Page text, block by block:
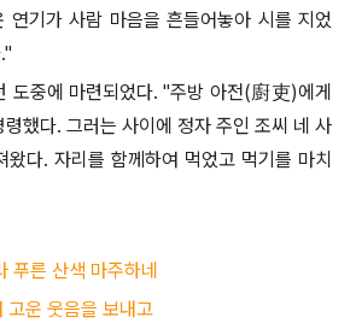
연기가 사람 마음을 흔들어놓아 시를 지었
."
도중에 마련되었다. "주방 아전(廚吏)에게
령했다. 그러는 사이에 정자 주인 조씨 네 사
왔다. 자리를 함께하여 먹었고 먹기를 마치
른 산색 마주하네
운 웃음을 보내고